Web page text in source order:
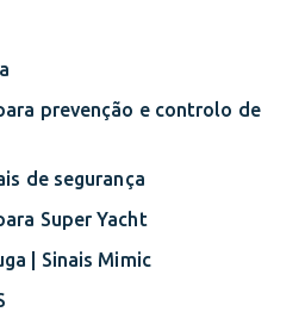
prevenção e controlo de
de segurança
Super Yacht
| Sinais Mimic